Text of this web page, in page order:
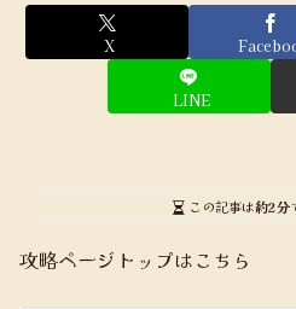
X
LINE
この記事は約2分
攻略ページトップはこちら